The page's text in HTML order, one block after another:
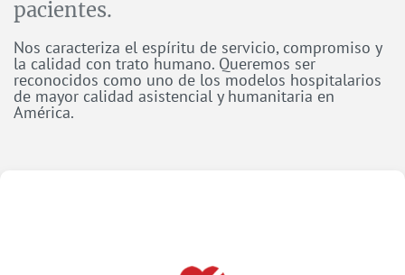
pacientes.
Nos caracteriza el espíritu de servicio, compromiso y
la calidad con trato humano. Queremos ser
reconocidos como uno de los modelos hospitalarios
de mayor calidad asistencial y humanitaria en
América.